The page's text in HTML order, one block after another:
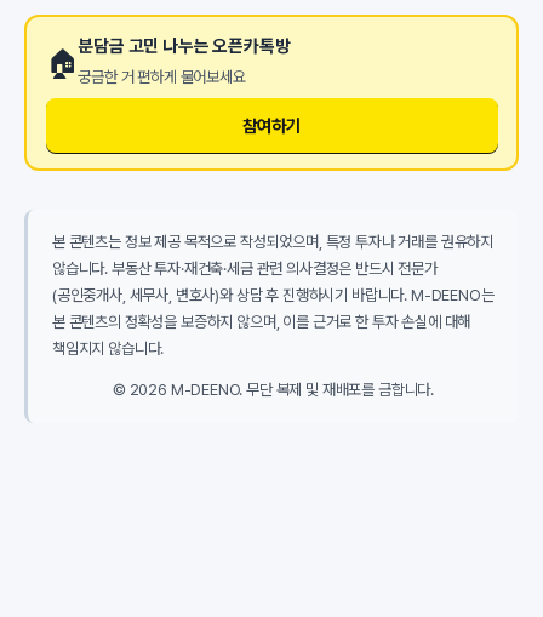
🏠분담금 고민 나누는 오픈카톡방
궁금한 거 편하게 물어보세요
참여하기
본 콘텐츠는 정보 제공 목적으로 작성되었으며, 특정 투자나 거래를 권유하지
않습니다. 부동산 투자·재건축·세금 관련 의사결정은 반드시 전문가
(공인중개사, 세무사, 변호사)와 상담 후 진행하시기 바랍니다. M-DEENO는
본 콘텐츠의 정확성을 보증하지 않으며, 이를 근거로 한 투자 손실에 대해
책임지지 않습니다.
© 2026 M-DEENO. 무단 복제 및 재배포를 금합니다.